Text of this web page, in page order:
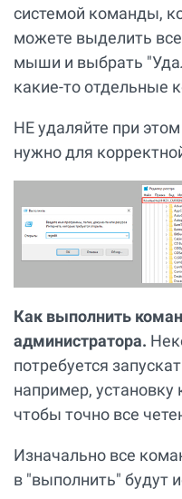
системой команды,
можете выделить
мыши и выбрать
какие-то отдельные
НЕ удаляйте при
нужно для
Как выполнить
администратора.
потребуется
например, установку
чтобы точно все
Изначально все
в "выполнить" будут